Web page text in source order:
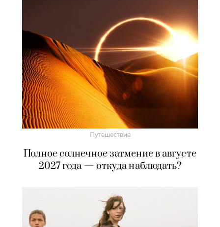
Путешествие
Полное солнечное затмение в августе
2027 года — откуда наблюдать?